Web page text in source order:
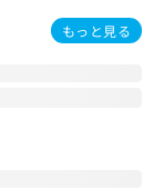
もっと見る